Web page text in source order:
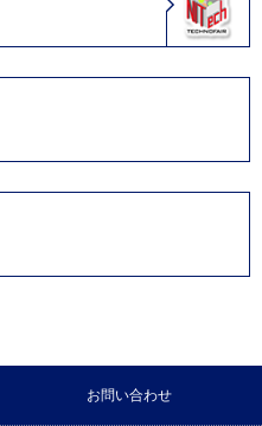
お問い合わせ